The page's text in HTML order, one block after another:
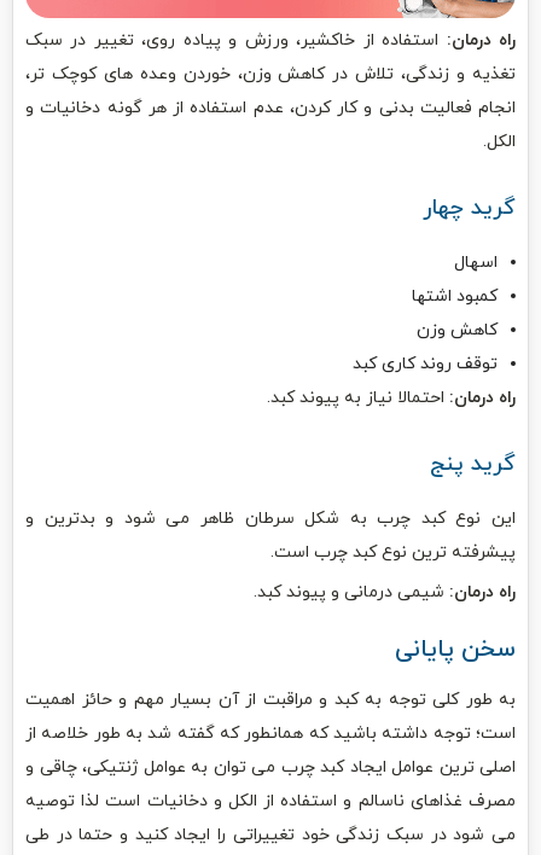
راه درمان: استفاده از خاکشیر، ورزش و پیاده روی، تغییر در سبک
تغذیه و زندگی، تلاش در کاهش وزن، خوردن وعده های کوچک تر،
انجام فعالیت بدنی و کار کردن، عدم استفاده از هر گونه دخانیات و
الکل.
گرید چهار
اسهال
کمبود اشتها
کاهش وزن
توقف روند کاری کبد
راه درمان: احتمالا نیاز به پیوند کبد.
گرید پنج
این نوع کبد چرب به شکل سرطان ظاهر می شود و بدترین و
پیشرفته ترین نوع کبد چرب است.
راه درمان: شیمی درمانی و پیوند کبد.
سخن پایانی
به طور کلی توجه به کبد و مراقبت از آن بسیار مهم و حائز اهمیت
است؛ توجه داشته باشید که همانطور که گفته شد به طور خلاصه از
اصلی ترین عوامل ایجاد کبد چرب می توان به عوامل ژنتیکی، چاقی و
مصرف غذاهای ناسالم و استفاده از الکل و دخانیات است لذا توصیه
می شود در سبک زندگی خود تغییراتی را ایجاد کنید و حتما در طی